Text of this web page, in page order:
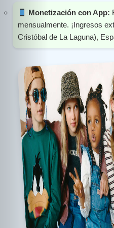
Monetización con App:
mensualmente. ¡Ingresos
Cristóbal de La Laguna),